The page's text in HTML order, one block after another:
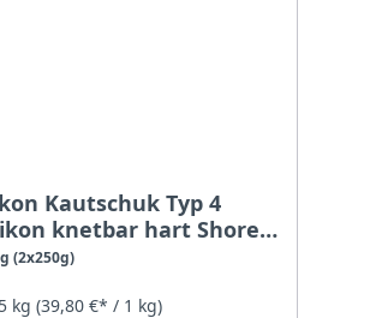
Kautschuk Typ 4
knetbar hart Shore
500g (2x250g)
(2x250g)
kg (39,80 €* / 1 kg)